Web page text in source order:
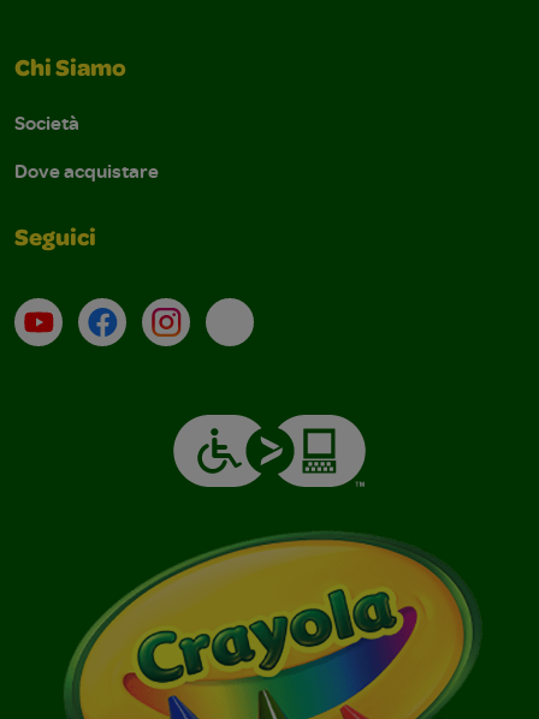
Chi Siamo
Società
Dove acquistare
Seguici
Su YouTube
ContattiProfilo Instagram
Email